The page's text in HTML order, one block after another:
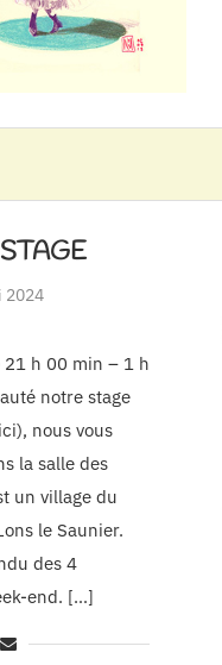
2024
h 00 min – 1 h
notre stage
nous vous
la salle des
un village du
le Saunier.
des 4
end. […]